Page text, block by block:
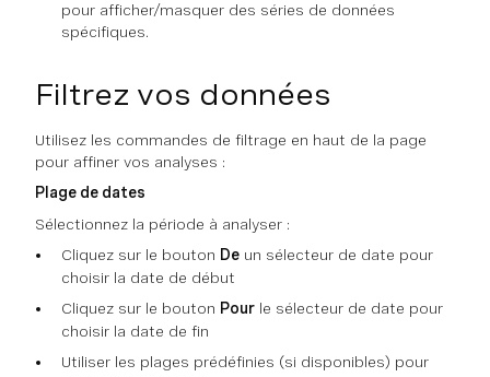
pour afficher/masquer des séries de données
spécifiques.
Filtrez vos données
Utilisez les commandes de filtrage en haut de la page
pour affiner vos analyses :
Plage de dates
Sélectionnez la période à analyser :
Cliquez sur le bouton De un sélecteur de date pour
choisir la date de début
Cliquez sur le bouton Pour le sélecteur de date pour
choisir la date de fin
Utiliser les plages prédéfinies (si disponibles) pour